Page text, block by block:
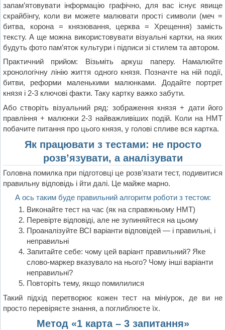
запам’ятовувати інформацію графічно, для вас існує явище
скрайбінгу, коли ви можете малювати прості символи (меч =
битва, корона = князювання, церква = Хрещення) замість
тексту. А ще можна використовувати візуальні картки, на яких
будуть фото пам’яток культури і підписи зі стилем та автором.
Практичний прийом: Візьміть аркуш паперу. Намалюйте
хронологічну лінію життя одного князя. Позначте на ній події,
битви, реформи маленькими малюнками. Додайте портрет
князя і 2-3 ключові факти. Таку картку важко забути.
Або створіть візуальний ряд: зображення князя + дати його
правління + малюнки 2-3 найважливіших подій. Коли на НМТ
побачите питання про цього князя, у голові спливе вся картка.
Як працювати з тестами: не просто
розв’язувати, а аналізувати
Головна помилка при підготовці це розв’язати тест, подивитися
правильну відповідь і йти далі. Це майже марно.
А ось таким буде правильний алгоритм роботи з тестом:
Виконайте тест на час (як на справжньому НМТ)
Перевірте відповіді, але не зупиняйтеся на цьому
Проаналізуйте ВСІ варіанти відповідей — і правильні, і
неправильні
Запитайте себе: чому цей варіант правильний? Яке
слово-маркер вказувало на нього? Чому інші варіанти
неправильні?
Повторіть тему, якщо помилилися
Такий підхід перетворює кожен тест на мініурок, де ви не
просто перевіряєте знання, а поглиблюєте їх.
Метод «1 карта – 3 запитання»